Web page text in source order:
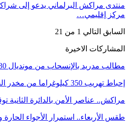
منتدى مراكش البرلماني يدعو إلى
مركز إقليمي…
السابق التالي 1 من 21
المشاركات الاخيرة
مطالب مدريد بالإنسحاب من مونديال 2030 تصل البرلمان….
إحباط تهريب 350 كيلوغراما من مخدر الشيرا كانت مخبأة داخل…
مراكش.. عناصر الأمن بالدائرة الثانية
طقس الأربعاء.. استمرار الأجواء